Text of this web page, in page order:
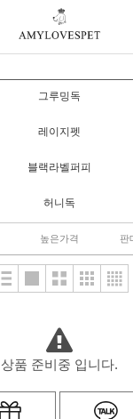
그루밍독
레이지펫
블랙라벨퍼피
허니독
높은가격 판
상품 준비중 입니다.